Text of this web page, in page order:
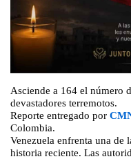
Asciende a 164 el número
devastadores terremotos.
Reporte entregado por
Colombia.
Venezuela enfrenta una de
historia reciente. Las